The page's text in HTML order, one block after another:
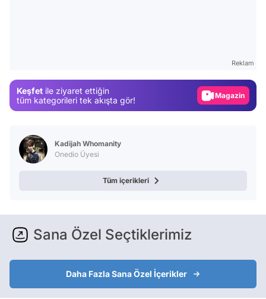
Reklam
Keşfet ile ziyaret ettiğin
tüm kategorileri tek akışta gör!
Magazin
Kadijah Whomanity
Onedio Üyesi
Tüm içerikleri
Sana Özel Seçtiklerimiz
Daha Fazla Sana Özel İçerikler